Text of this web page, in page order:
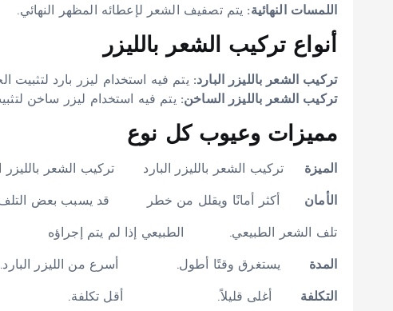
اللمسات النهائية: يتم تصفيف الشعر لإعطائه المظهر النهائي.
أنواع تركيب الشعر بالليزر
تركيب الشعر بالليزر البارد: يتم فيه استخدام ليزر بارد لتثبيت
تركيب الشعر بالليزر الساخن: يتم فيه استخدام ليزر ساخن
مميزات وعيوب كل نوع
الميزة تركيب الشعر بالليزر البارد تركيب الشعر بالليزر
الأمان أكثر أمانًا ويقلل من خطر قد يسبب بعض التلف
تلف الشعر الطبيعي. الطبيعي
المدة يستغرق وقتًا أطول. أسرع من الليزر البارد.
التكلفة أغلى قليلاً. أقل تكلفة.